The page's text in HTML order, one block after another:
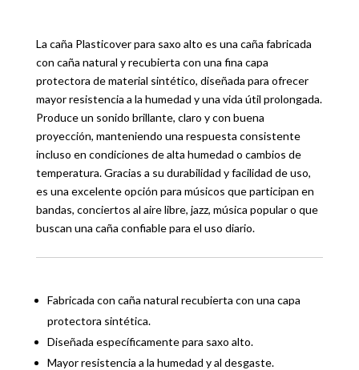
La caña Plasticover para saxo alto es una caña fabricada
con caña natural y recubierta con una fina capa
protectora de material sintético, diseñada para ofrecer
mayor resistencia a la humedad y una vida útil prolongada.
Produce un sonido brillante, claro y con buena
proyección, manteniendo una respuesta consistente
incluso en condiciones de alta humedad o cambios de
temperatura. Gracias a su durabilidad y facilidad de uso,
es una excelente opción para músicos que participan en
bandas, conciertos al aire libre, jazz, música popular o que
buscan una caña confiable para el uso diario.
Fabricada con caña natural recubierta con una capa
protectora sintética.
Diseñada específicamente para saxo alto.
Mayor resistencia a la humedad y al desgaste.